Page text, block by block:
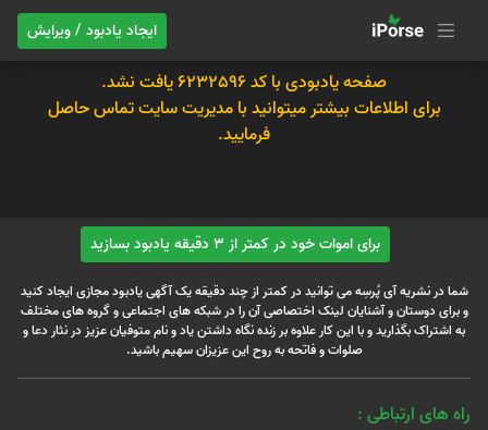
ایجاد یادبود / ویرایش
صفحه یادبودی با کد 6232596 یافت نشد.
برای اطلاعات بیشتر میتوانید با مدیریت سایت تماس حاصل
فرمایید.
برای اموات خود در کمتر از 3 دقیقه یادبود بسازید
شما در نشریه آی پُرسِه می توانید در کمتر از چند دقیقه یک آگهی یادبود مجازی ایجاد کنید
و برای دوستان و آشنایان لینک اختصاصی آن را در شبکه های اجتماعی و گروه های مختلف
به اشتراک بگذارید و با این کار علاوه بر زنده نگاه داشتن یاد و نام متوفیان عزیز در نثار دعا و
صلوات و فاتحه به روح این عزیزان سهیم باشید.
راه های ارتباطی :